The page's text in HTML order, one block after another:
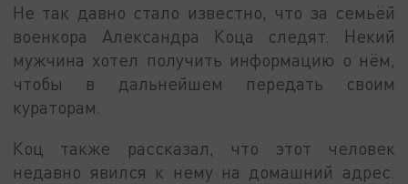
Не так давно стало известно, что за семьёй
военкора Александра Коца следят. Некий
мужчина хотел получить информацию о нём,
чтобы в дальнейшем передать своим
кураторам.
Коц также рассказал, что этот человек
недавно явился к нему на домашний адрес.